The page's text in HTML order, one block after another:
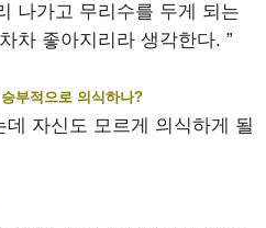
나가고 무리수를 두게 되는
차 좋아지리라 생각한다. ”
부적으로 의식하나?
데 자신도 모르게 의식하게 될